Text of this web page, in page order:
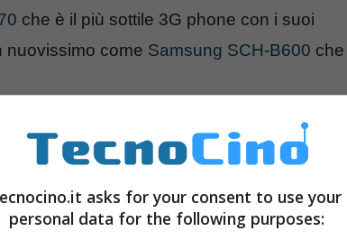
che è il più sottile 3G phone con i suoi
nuovissimo come Samsung SCH-B600 che
Samsung era già apparsa
SCH-M2200.
asks for your consent to use your
personal data for the following purposes: